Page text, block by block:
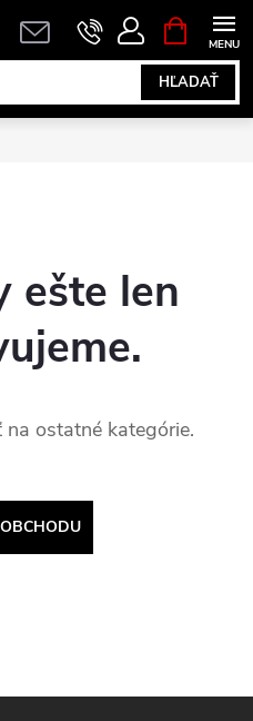
HĽADAŤ
KOŠÍK
ešte len
ostatné kategórie.